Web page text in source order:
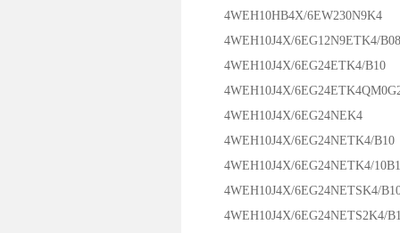
4WEH10HB4X/6EW230N9K4
4WEH10J4X/6EG12N9ETK4/B08
4WEH10J4X/6EG24ETK4/B10
4WEH10J4X/
4WEH10J4X/6EG24NEK4
4WEH10J4X/6EG24NETK4/B10
4WEH10J4X/6EG24NETK4/
4WEH10J4X/6EG24NETSK4/
4WEH10J4X/6EG24NETS2K4/